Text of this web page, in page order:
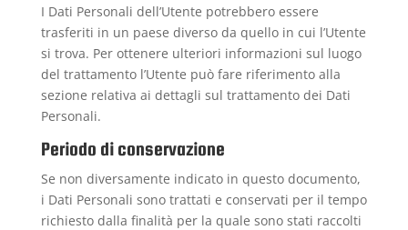
I Dati Personali dell’Utente potrebbero essere
trasferiti in un paese diverso da quello in cui l’Utente
si trova. Per ottenere ulteriori informazioni sul luogo
del trattamento l’Utente può fare riferimento alla
sezione relativa ai dettagli sul trattamento dei Dati
Personali.
Periodo di conservazione
Se non diversamente indicato in questo documento,
i Dati Personali sono trattati e conservati per il tempo
richiesto dalla finalità per la quale sono stati raccolti